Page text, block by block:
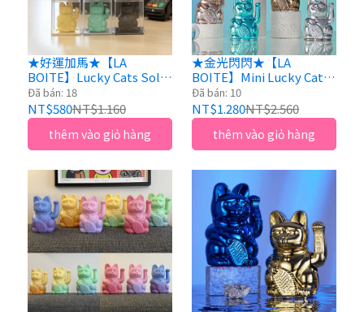
★好運加馬★【LA
BOITE】Lucky Cats Solar
太陽能招財貓（9色）高約
5cm
Đã bán: 18
NT$580NT$1.160
thêm vào giỏ hàng
★金光閃閃★【LA
BOITE】Mini Lucky Cats
迷你幸運繽紛自動招手招
財貓（共5色）7x5x10cm
Đã bán: 10
NT$1.280NT$2.560
thêm vào giỏ hàng